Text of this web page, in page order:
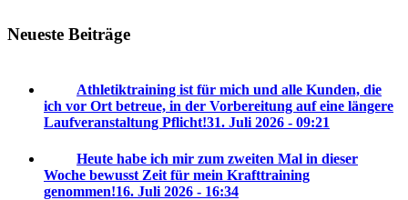
Neueste Beiträge
Athletiktraining ist für mich und alle Kunden, die
ich vor Ort betreue, in der Vorbereitung auf eine längere
Laufveranstaltung Pflicht!31. Juli 2026 - 09:21
Heute habe ich mir zum zweiten Mal in dieser
Woche bewusst Zeit für mein Krafttraining
genommen!16. Juli 2026 - 16:34